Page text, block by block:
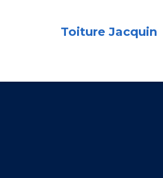
Toiture Jacquin